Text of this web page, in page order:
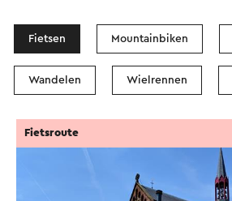
Fietsen Mountainbiken
Wandelen Wielrennen
Fietsroute